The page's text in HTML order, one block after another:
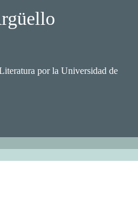
por la Universidad de